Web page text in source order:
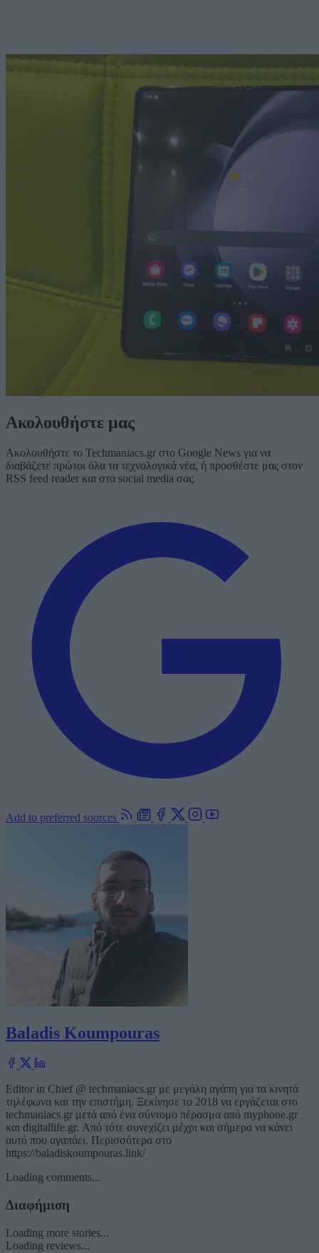
Ακολουθήστε μας
Ακολουθήστε το Techmaniacs.gr στο Google News για να
διαβάζετε πρώτοι όλα τα τεχνολογικά νέα, ή προσθέστε μας στον
RSS feed reader και στα social media σας.
Add to preferred sources
Baladis Koumpouras
Editor in Chief @ techmaniacs.gr με μεγάλη αγάπη για τα κινητά
τηλέφωνα και την επιστήμη. Ξεκίνησε το 2018 να εργάζεται στο
techmaniacs.gr μετά από ένα σύντομο πέρασμα από myphone.gr
και digitallife.gr. Από τότε συνεχίζει μέχρι και σήμερα να κάνει
αυτό που αγαπάει. Περισσότερα στο
https://baladiskoumpouras.link/
Loading comments...
Διαφήμιση
Loading more stories...
Loading reviews...